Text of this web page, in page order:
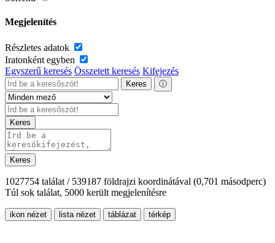
Megjelenítés
Részletes adatok
Iratonként egyben
Egyszerű keresés Összetett keresés Kifejezés
Keres ⓘ
Keres
Keres
1027754 találat / 539187 földrajzi koordinátával (0,701 másodperc)
Túl sok találat, 5000 került megjelenítésre
ikon nézet lista nézet táblázat térkép